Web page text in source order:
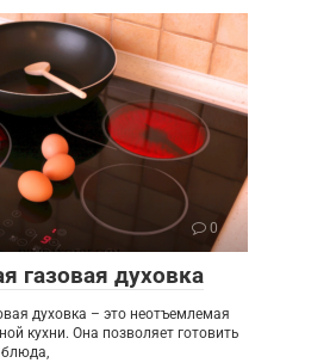
0
газовая духовка
духовка – это неотъемлемая
кухни. Она позволяет готовить